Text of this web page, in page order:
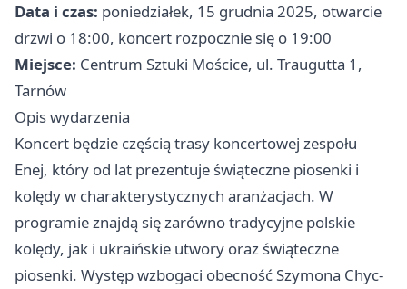
Data i czas: poniedziałek, 15 grudnia 2025, otwarcie
drzwi o 18:00, koncert rozpocznie się o 19:00
Miejsce: Centrum Sztuki Mościce, ul. Traugutta 1,
Tarnów
Opis wydarzenia
Koncert będzie częścią trasy koncertowej zespołu
Enej, który od lat prezentuje świąteczne piosenki i
kolędy w charakterystycznych aranżacjach. W
programie znajdą się zarówno tradycyjne polskie
kolędy, jak i ukraińskie utwory oraz świąteczne
piosenki. Występ wzbogaci obecność Szymona Chyc-